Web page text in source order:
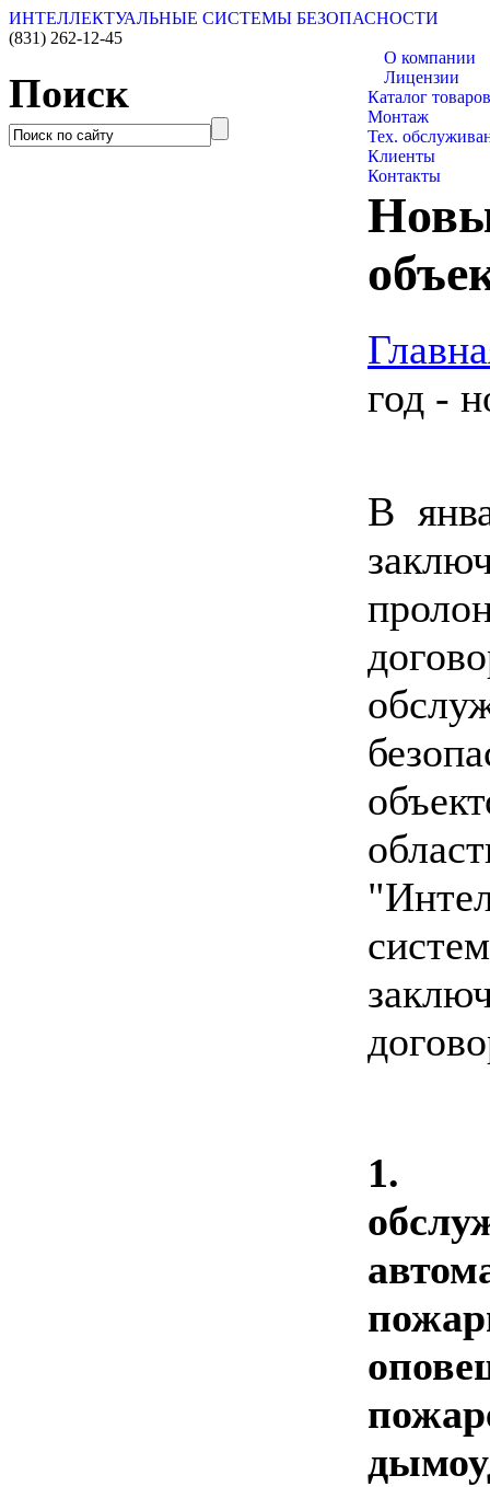
ИНТЕЛЛЕКТУАЛЬНЫЕ СИСТЕМЫ БЕЗОПАСНОСТИ
(831) 262-12-45
Поиск
О компании
Лицензии
Каталог товаров
Монтаж
Тех.
Клиенты
Контакты
год -
В
1.